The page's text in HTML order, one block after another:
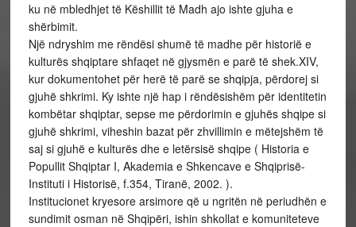
ku në mbledhjet të Këshillit të Madh ajo ishte gjuha e
shërbimit.
Një ndryshim me rëndësi shumë të madhe për historië e
kulturës shqiptare shfaqet në gjysmën e parë të shek.XIV,
kur dokumentohet për herë të parë se shqipja, përdorej si
gjuhë shkrimi. Ky ishte një hap i rëndësishëm për identitetin
kombëtar shqiptar, sepse me përdorimin e gjuhës shqipe si
gjuhë shkrimi, viheshin bazat për zhvillimin e mëtejshëm të
saj si gjuhë e kulturës dhe e letërsisë shqipe ( Historia e
Popullit Shqiptar I, Akademia e Shkencave e Shqiprisë-
Instituti i Historisë, f.354, Tiranë, 2002. ).
Institucionet kryesore arsimore që u ngritën në periudhën e
sundimit osman në Shqipëri, ishin shkollat e komuniteteve